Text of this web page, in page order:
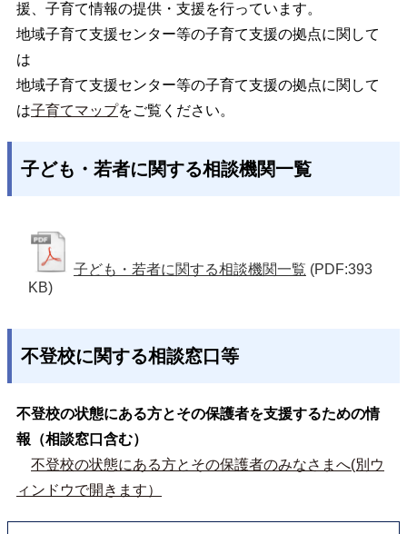
援、子育て情報の提供・支援を行っています。
地域子育て支援センター等の子育て支援の拠点に関して
は
地域子育て支援センター等の子育て支援の拠点に関して
は子育てマップをご覧ください。
子ども・若者に関する相談機関一覧
子ども・若者に関する相談機関一覧 (PDF:393
KB)
不登校に関する相談窓口等
不登校の状態にある方とその保護者を支援するための情
報（相談窓口含む）
不登校の状態にある方とその保護者のみなさまへ(別ウ
ィンドウで開きます）